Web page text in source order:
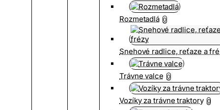
Rozmetadlá 0
Snehové radlice, reťaze a
Trávne valce 0
Vozíky za trávne traktory 0